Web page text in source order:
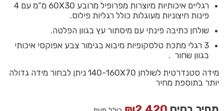
רגליים איכותיות מיוצרות מפרופיל מרובע 60X30 מ”מ עם 4
פינות חיצוניות מעוגלות כולל רגליות פילוס.
שולחן כתיבה פינתי עם מיסתור עץ בגוון הפלטה.
3 רגלי מתכת טלסקופיות מיבוא בגימור צבע אפוקסי איכותי
בגוון שחור .
מידה סטנדרטית לשולחן 140-160X70 ניתן לבחור מידה גדולה
יותר בתוספת מחיר